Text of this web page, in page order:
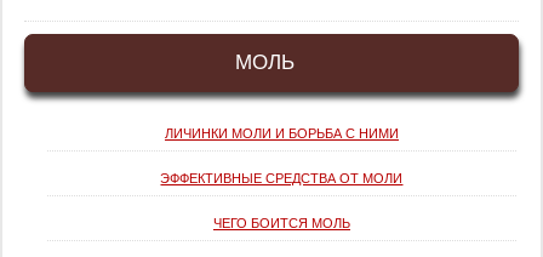
МОЛЬ
ЛИЧИНКИ МОЛИ И БОРЬБА С НИМИ
ЭФФЕКТИВНЫЕ СРЕДСТВА ОТ МОЛИ
ЧЕГО БОИТСЯ МОЛЬ